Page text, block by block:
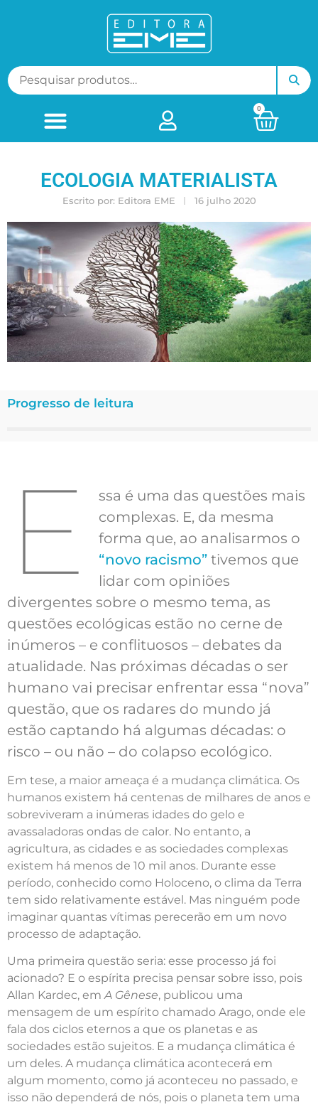
0
ECOLOGIA MATERIALISTA
Escrito por: Editora EME 16 julho 2020
Progresso de leitura
E
ssa é uma das questões mais
complexas. E, da mesma
forma que, ao analisarmos o
“novo racismo”tivemos que
lidar com opiniões
divergentes sobre o mesmo tema, as
questões ecológicas estão no cerne de
inúmeros – e conflituosos – debates da
atualidade. Nas próximas décadas o ser
humano vai precisar enfrentar essa “nova”
questão, que os radares do mundo já
estão captando há algumas décadas: o
risco – ou não – do colapso ecológico.
Em tese, a maior ameaça é a mudança climática. Os
humanos existem há centenas de milhares de anos e
sobreviveram a inúmeras idades do gelo e
avassaladoras ondas de calor. No entanto, a
agricultura, as cidades e as sociedades complexas
existem há menos de 10 mil anos. Durante esse
período, conhecido como Holoceno, o clima da Terra
tem sido relativamente estável. Mas ninguém pode
imaginar quantas vítimas perecerão em um novo
processo de adaptação.
Uma primeira questão seria: esse processo já foi
acionado? E o espírita precisa pensar sobre isso, pois
Allan Kardec, emA Gênese, publicou uma
mensagem de um espírito chamado Arago, onde ele
fala dos ciclos eternos a que os planetas e as
sociedades estão sujeitos. E a mudança climática é
um deles. A mudança climática acontecerá em
algum momento, como já aconteceu no passado, e
isso não dependerá de nós, pois o planeta tem uma